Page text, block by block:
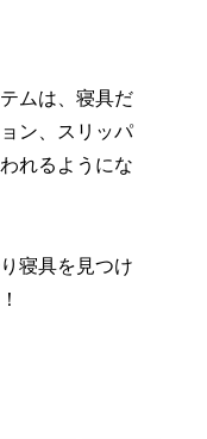
ムは、寝具だ
ン、スリッパ
れるようにな
寝具を見つけ